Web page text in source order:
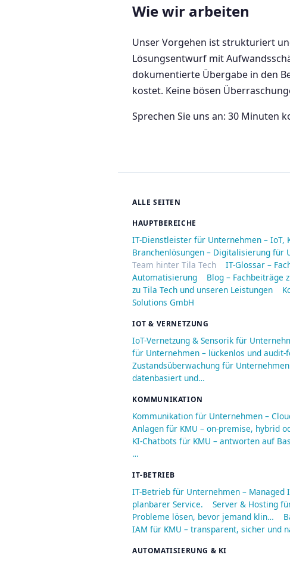
Wie wir arbeiten
Unser Vorgehen ist strukturiert
Lösungsentwurf mit
dokumentierte Übergabe in den
kostet. Keine bösen
Sprechen Sie uns an: 30 Minuten
ALLE SEITEN
HAUPTBEREICHE
IT-Dienstleister für Unternehmen – IoT,
Branchenlösungen – Digitalisierung für
Team hinter Tila Tech
IT-Glossar –
Automatisierung
Blog – Fachbeiträge
zu Tila Tech und unseren Leistungen
Solutions GmbH
IOT & VERNETZUNG
IoT-Vernetzung & Sensorik für
für Unternehmen – lückenlos und audit-
Zustandsüberwachung für
datenbasiert und…
KOMMUNIKATION
Kommunikation für Unternehmen –
Anlagen für KMU – on-premise, hybrid
KI-Chatbots für KMU – antworten auf
…
IT-BETRIEB
IT-Betrieb für Unternehmen – Managed
planbarer Service.
Server & Hosting
Probleme lösen, bevor jemand klin…
IAM für KMU – transparent, sicher und
AUTOMATISIERUNG & KI